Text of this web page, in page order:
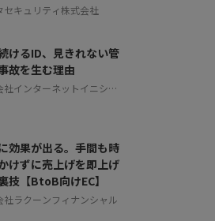
セキュリティ株式会社
けるID、見きれない管
故を生む理由
社インターネットイニシア
効果が出る。手間も時
けずに売上げを即上げ
技【BtoB向けEC】
社ラクーンフィナンシャル